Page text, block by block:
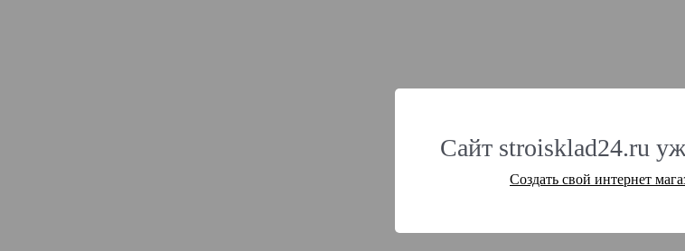
Сайт stroisklad24.ru
Создать свой интернет